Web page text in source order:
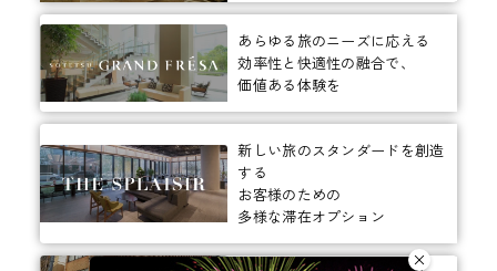
あらゆる旅のニーズに応える
効率性と快適性の融合で、
価値ある体験を
新しい旅のスタンダードを創造
する
お客様のための
多様な滞在オプション